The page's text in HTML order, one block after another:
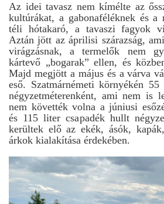
Az idei tavasz nem kímélte az
kultúrákat, a gabonaféléknek és a
téli hótakaró, a tavaszi fagyok
Aztán jött az áprilisi szárazság,
virágzásnak, a termelők nem
kártevő „bogarak” ellen, és
Majd megjött a május és a várva
eső. Szatmárnémeti környékén
négyzetméterenként, ami nem is
nem követték volna a júniusi
és 115 liter csapadék hullt
kerültek elő az ekék, ásók,
árkok kialakítása érdekében.